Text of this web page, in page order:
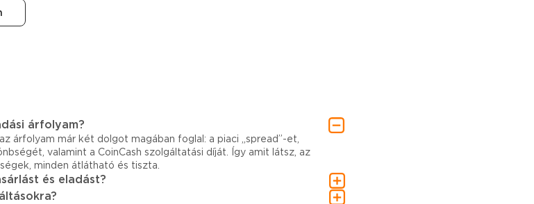
árfolyam?
árfolyam már két dolgot magában foglal: a piaci „spread”-et,
valamint a CoinCash szolgáltatási díját. Így amit látsz, az
minden átlátható és tiszta.
és eladást?